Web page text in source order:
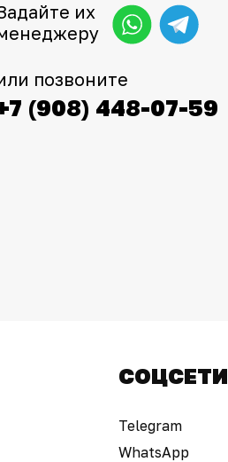
(908) 448-07-59
позвоните
их
СОЦСЕТИ
Telegram
WhatsApp